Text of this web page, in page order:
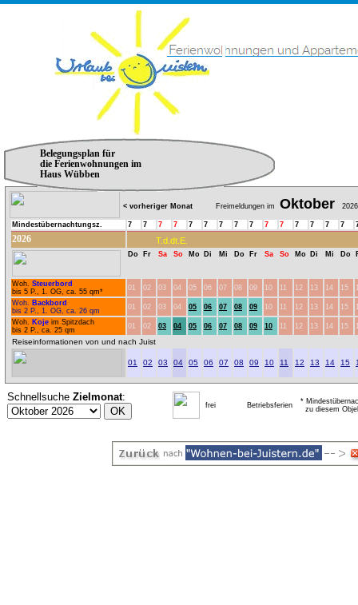
Belegungsplan für
die Ferienwohnungen im
Haus Wübben
< vorheriger Monat Freimeldungen im Oktober 2026
Mindestübernachtungsz. 7 7 7 7 7 7 7 7 7 7 7 7 7 7 7
2026 T.d.dt.E.
Do Fr Sa So Mo Di Mi Do Fr Sa So Mo Di Mi Do
Woh. Steuerbord
bis 5 P., 1. OG, ca. 55 qm*
01 02 03 04 05 06 07 08 09 10 11 12 13 14 15
Woh. Backbord
bis 2 P., 1. OG, ca. 26 qm
01 02 03 04 05 06 07 08 09 10 11 12 13 14 15
Woh. Koje im Spitzdach
bis 2 P., ca. 25 qm
01 02 03 04 05 06 07 08 09 10 11 12 13 14 15
Reiseinformationen von und nach Juist
01 02 03 04 05 06 07 08 09 10 11 12 13 14 15
Schnellsuche Zielmonat:
frei Betriebsferien
*
zu diesem